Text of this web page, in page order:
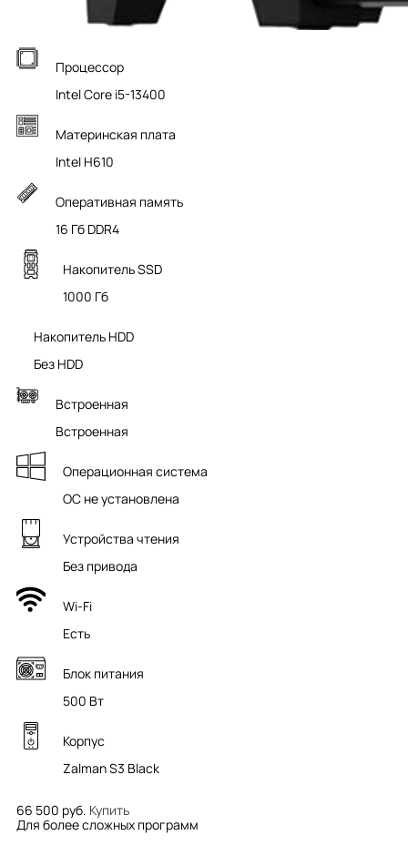
Процессор
Intel Core i5-13400
Материнская плата
Intel H610
Оперативная память
16 Гб DDR4
Накопитель SSD
1000 Гб
Накопитель HDD
Без HDD
Встроенная
Встроенная
Операционная система
ОС не установлена
Устройства чтения
Без привода
Wi-Fi
Есть
Блок питания
500 Вт
Корпус
Zalman S3 Black
66 500 руб. Купить
Для более сложных программ